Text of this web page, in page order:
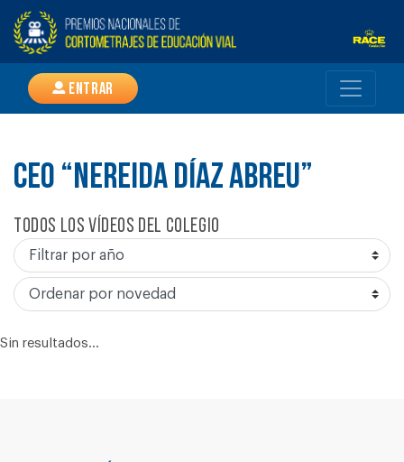
Entrar
CEO “NEREIDA DÍAZ ABREU”
Todos los vídeos del colegio
Sin resultados...